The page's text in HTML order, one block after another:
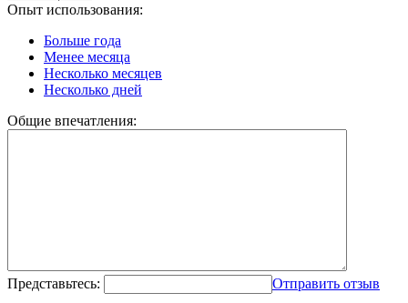
Опыт использования:
Больше года
Менее месяца
Несколько месяцев
Несколько дней
Общие впечатления:
Представьтесь: Отправить отзыв